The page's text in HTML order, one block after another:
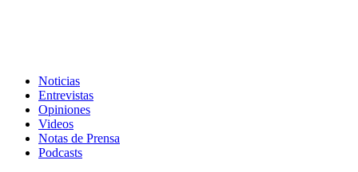
Noticias
Entrevistas
Opiniones
Videos
Notas de Prensa
Podcasts